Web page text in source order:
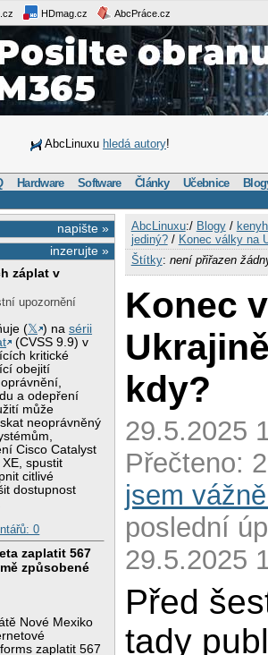
HDmag.cz AbcPráce.cz
AbcLinuxu hledá autory!
Hardware Software Články Učebnice
napište »
inzerujte »
záplat v
upozornění
(𝕏 ) nasérii
(CVSS 9.9) v
kritické
obejití
a odepření
může
neoprávněný
Cisco Catalyst
spustit
citlivé
dostupnost
0
zaplatit 567
způsobené
Nové Mexiko
zaplatit 567
AbcLinuxu:/ Blogy/
jediný?/ Konec války na
Štítky: není přiřazen
Konec
kdy?
29.5.2025
Přečteno:
jsem
poslední
29.5.2025
Před
tady